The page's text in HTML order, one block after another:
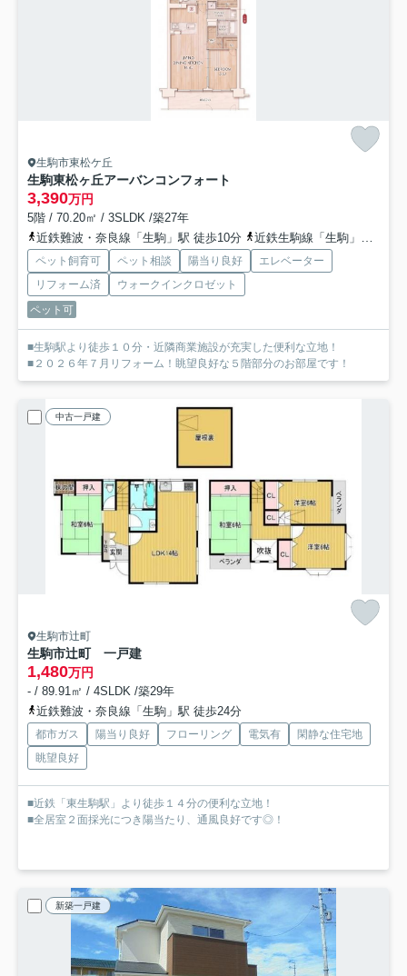
生駒市東松ケ丘
生駒東松ヶ丘アーバンコンフォート
3,390万円
5階 / 70.20㎡ / 3SLDK /築27年
近鉄難波・奈良線「生駒」駅 徒歩10分
近鉄生駒線「生駒」駅 徒歩10分
ペット飼育可 ペット相談 陽当り良好
エレベーター
リフォーム済
ウォークインクロゼット
ペット可
■生駒駅より徒歩１０分・近隣商業施設が充実した便利な立地！
■２０２６年７月リフォーム！眺望良好な５階部分のお部屋です！
中古一戸建
生駒市辻町
生駒市辻町 一戸建
1,480万円
- / 89.91㎡ / 4SLDK /築29年
近鉄難波・奈良線「生駒」駅 徒歩24分
都市ガス 陽当り良好 フローリング 電気有
閑静な住宅地
眺望良好
■近鉄「東生駒駅」より徒歩１４分の便利な立地！
■全居室２面採光につき陽当たり、通風良好です◎！
新築一戸建